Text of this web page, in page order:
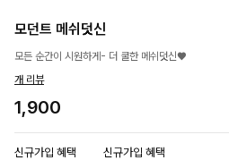
모던트 메쉬덧신
모든 순간이 시원하게- 더 쿨한 메쉬덧신♥
개 리뷰
1,900
신규가입 혜택 신규가입 혜택